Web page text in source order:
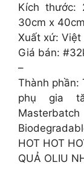
Kích
30cm x 40cm
Xuất xứ: Việt
Giá bán:
–
Thành phần:
phụ gia
HOT HOT
QUẢ OLIU